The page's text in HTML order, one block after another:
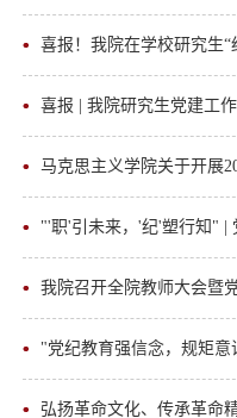
我院召开全院教师大会暨